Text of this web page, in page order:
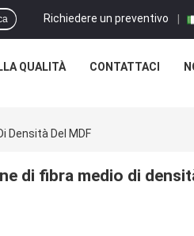
Richiedere un preventivo |
QUALITÀ CONTATTACI
Densità Del MDF
di fibra medio di